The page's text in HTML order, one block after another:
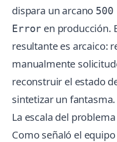
dispara un arcano
Error en producción.
resultante es arcaico:
manualmente
reconstruir el estado
sintetizar un fantasma.
La escala del
Como señaló el